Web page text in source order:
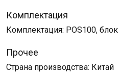
Комплектация
Комплектация: POS100,
Прочее
Страна производства: Китай